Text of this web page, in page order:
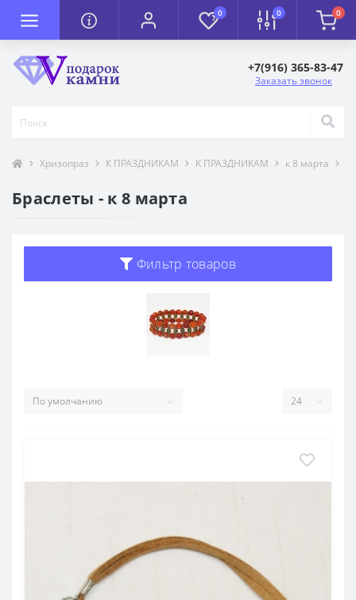
0 0 0
+7(916) 365-83-47
Заказать звонок
Хризопраз К ПРАЗДНИКАМ К ПРАЗДНИКАМ к 8 марта
Браслеты - к 8 марта
Фильтр товаров